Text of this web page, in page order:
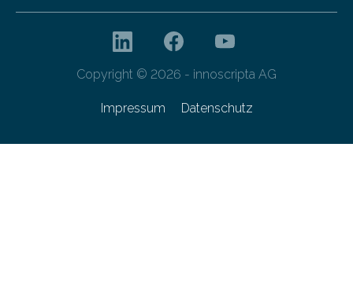
Copyright © 2026 - innoscripta AG
Impressum Datenschutz